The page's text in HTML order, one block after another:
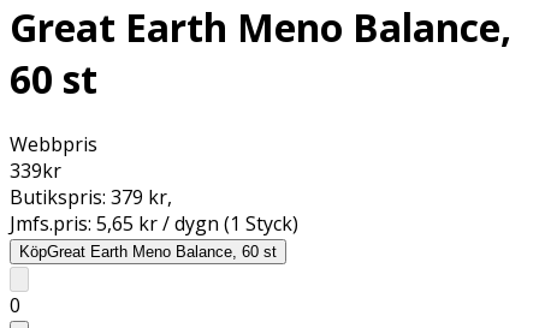
Great Earth Meno Balance,
60 st
Webbpris
339kr
Butikspris: 379 kr,
Jmfs.pris: 5,65 kr / dygn (1 Styck)
KöpGreat Earth Meno Balance, 60 st
0